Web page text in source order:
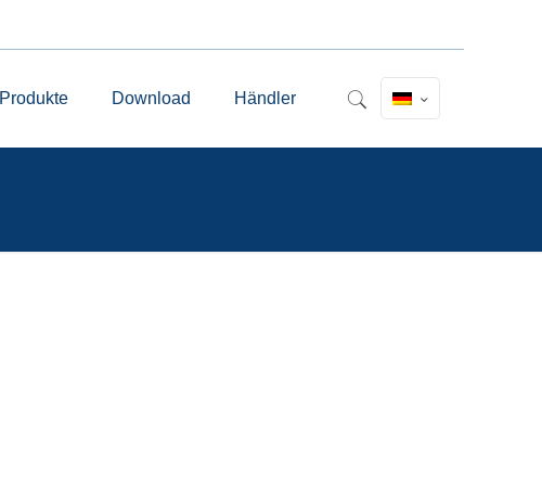
Produkte Download Händler